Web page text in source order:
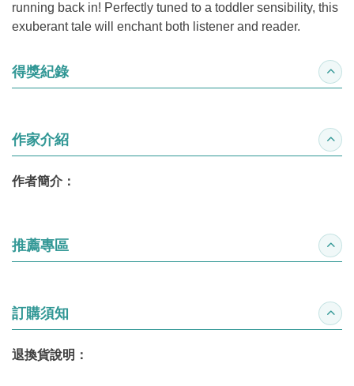
running back in! Perfectly tuned to a toddler sensibility, this
exuberant tale will enchant both listener and reader.
得獎紀錄 收合
作家介紹 收合
作者簡介：
推薦專區 收合
訂購須知 收合
退換貨說明：